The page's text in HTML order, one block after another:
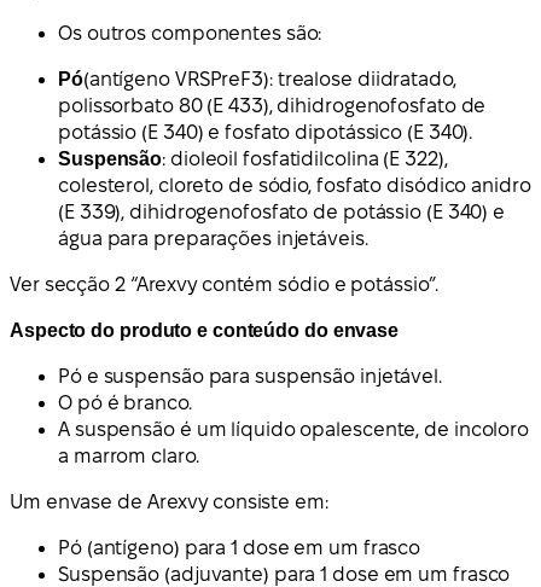
Os outros componentes são:
Pó(antígeno VRSPreF3): trealose diidratado,
polissorbato 80 (E 433), dihidrogenofosfato de
potássio (E 340) e fosfato dipotássico (E 340).
Suspensão: dioleoil fosfatidilcolina (E 322),
colesterol, cloreto de sódio, fosfato disódico anidro
(E 339), dihidrogenofosfato de potássio (E 340) e
água para preparações injetáveis.
Ver secção 2 “Arexvy contém sódio e potássio”.
Aspecto do produto e conteúdo do envase
Pó e suspensão para suspensão injetável.
O pó é branco.
A suspensão é um líquido opalescente, de incoloro
a marrom claro.
Um envase de Arexvy consiste em:
Pó (antígeno) para 1 dose em um frasco
Suspensão (adjuvante) para 1 dose em um frasco